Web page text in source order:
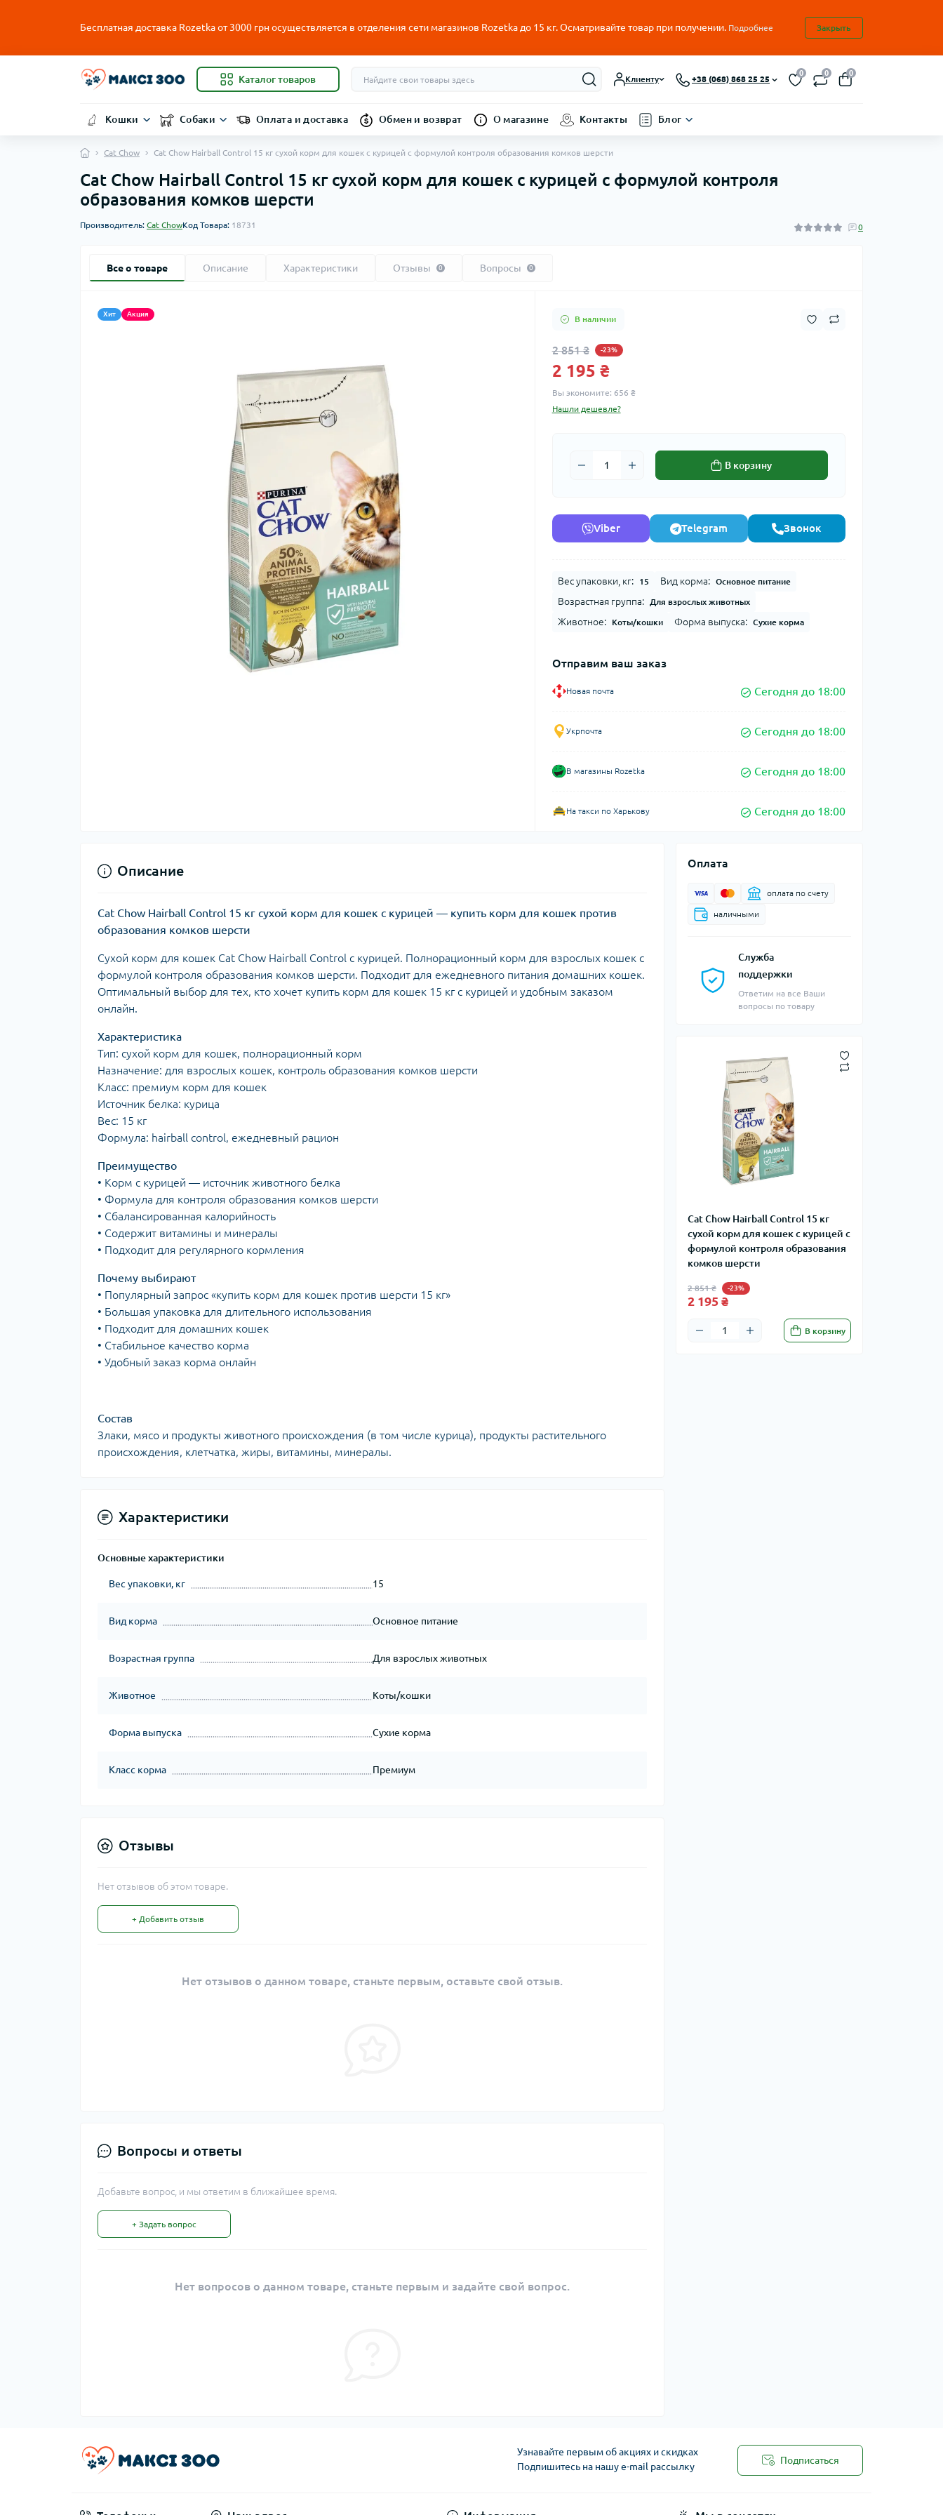
Бесплатная доставка Rozetka от3000 грн осуществляется в отделения сети магазинов Rozetka до 15 кг. Осматривайте товар при получении. Подробнее Закрыть
Каталог товаров Клиенту +38 (068) 868 25 25
0 0 0
Кошки Собаки Оплата и доставка Обмен и возврат О магазине Контакты Блог
Cat Chow Cat Chow Hairball Control 15 кг сухой корм для кошек с курицей с формулой контроля образования комков шерсти
Cat Chow Hairball Control 15 кг сухой корм для кошек с курицей с формулой контроля
образования комков шерсти
Производитель: Cat ChowКод Товара: 18731 0
Все о товаре Описание Характеристики Отзывы 0 Вопросы 0
Хит Акция
В наличии
2 851 ₴ -23%
2 195 ₴
Вы экономите: 656 ₴
Нашли дешевле?
В корзину
Viber Telegram Звонок
Вес упаковки, кг: 15 Вид корма: Основное питание
Возрастная группа: Для взрослых животных
Животное: Коты/кошки Форма выпуска: Сухие корма
Отправим ваш заказ
Новая почта Сегодня до 18:00
Укрпочта Сегодня до 18:00
В магазины Rozetka Сегодня до 18:00
На такси по Харькову Сегодня до 18:00
Оплата
оплата по счету
наличными
Служба
поддержки
Ответим на все Ваши
вопросы по товару
Cat Chow Hairball Control 15 кг
сухой корм для кошек с курицей с
формулой контроля образования
комков шерсти
2 851 ₴ -23%
2 195 ₴
В корзину
Описание
Cat Chow Hairball Control 15 кг сухой корм для кошек с курицей — купить корм для кошек против
образования комков шерсти
Сухой корм для кошек Cat Chow Hairball Control с курицей. Полнорационный корм для взрослых кошек с
формулой контроля образования комков шерсти. Подходит для ежедневного питания домашних кошек.
Оптимальный выбор для тех, кто хочет купить корм для кошек 15 кг с курицей и удобным заказом
онлайн.
Характеристика
Тип: сухой корм для кошек, полнорационный корм
Назначение: для взрослых кошек, контроль образования комков шерсти
Класс: премиум корм для кошек
Источник белка: курица
Вес: 15 кг
Формула: hairball control, ежедневный рацион
Преимущество
• Корм с курицей — источник животного белка
• Формула для контроля образования комков шерсти
• Сбалансированная калорийность
• Содержит витамины и минералы
• Подходит для регулярного кормления
Почему выбирают
• Популярный запрос «купить корм для кошек против шерсти 15 кг»
• Большая упаковка для длительного использования
• Подходит для домашних кошек
• Стабильное качество корма
• Удобный заказ корма онлайн
Состав
Злаки, мясо и продукты животного происхождения (в том числе курица), продукты растительного
происхождения, клетчатка, жиры, витамины, минералы.
Характеристики
Основные характеристики
Вес упаковки, кг 15
Вид корма Основное питание
Возрастная группа Для взрослых животных
Животное Коты/кошки
Форма выпуска Сухие корма
Класс корма Премиум
Отзывы
Нет отзывов об этом товаре.
+ Добавить отзыв
Нет отзывов о данном товаре, станьте первым, оставьте свой отзыв.
Вопросы и ответы
Добавьте вопрос, и мы ответим в ближайшее время.
+ Задать вопрос
Нет вопросов о данном товаре, станьте первым и задайте свой вопрос.
Узнавайте первым об акциях и скидках
Подпишитесь на нашу e-mail рассылку
Подписаться